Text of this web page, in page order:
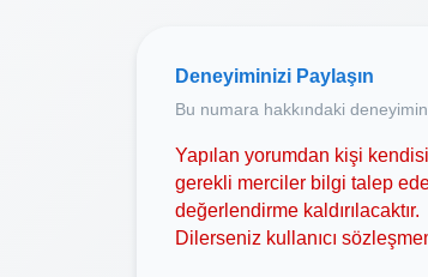
Deneyiminizi Paylaşın
Bu numara hakkındaki
Yapılan yorumdan kişi
gerekli merciler bilgi talep
değerlendirme kaldırılacaktır.
Dilerseniz kullanıcı